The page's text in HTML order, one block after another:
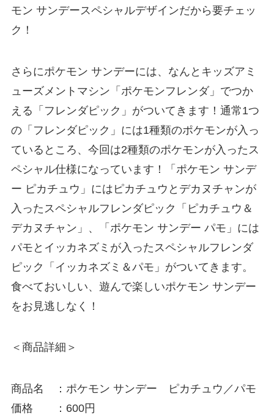
モン サンデースペシャルデザインだから要チェッ
ク！
さらにポケモン サンデーには、なんとキッズアミ
ューズメントマシン「ポケモンフレンダ」でつか
える「フレンダピック」がついてきます！通常1つ
の「フレンダピック」には1種類のポケモンが入っ
ているところ、今回は2種類のポケモンが入ったス
ペシャル仕様になっています！「ポケモン サンデ
ー ピカチュウ」にはピカチュウとデカヌチャンが
入ったスペシャルフレンダピック「ピカチュウ＆
デカヌチャン」、「ポケモン サンデー パモ」には
パモとイッカネズミが入ったスペシャルフレンダ
ピック「イッカネズミ＆パモ」がついてきます。
食べておいしい、遊んで楽しいポケモン サンデー
をお見逃しなく！
＜商品詳細＞
商品名 ：ポケモン サンデー ピカチュウ／パモ
価格 ：600円